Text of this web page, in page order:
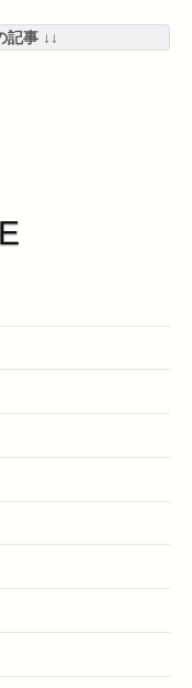
事 ↓↓